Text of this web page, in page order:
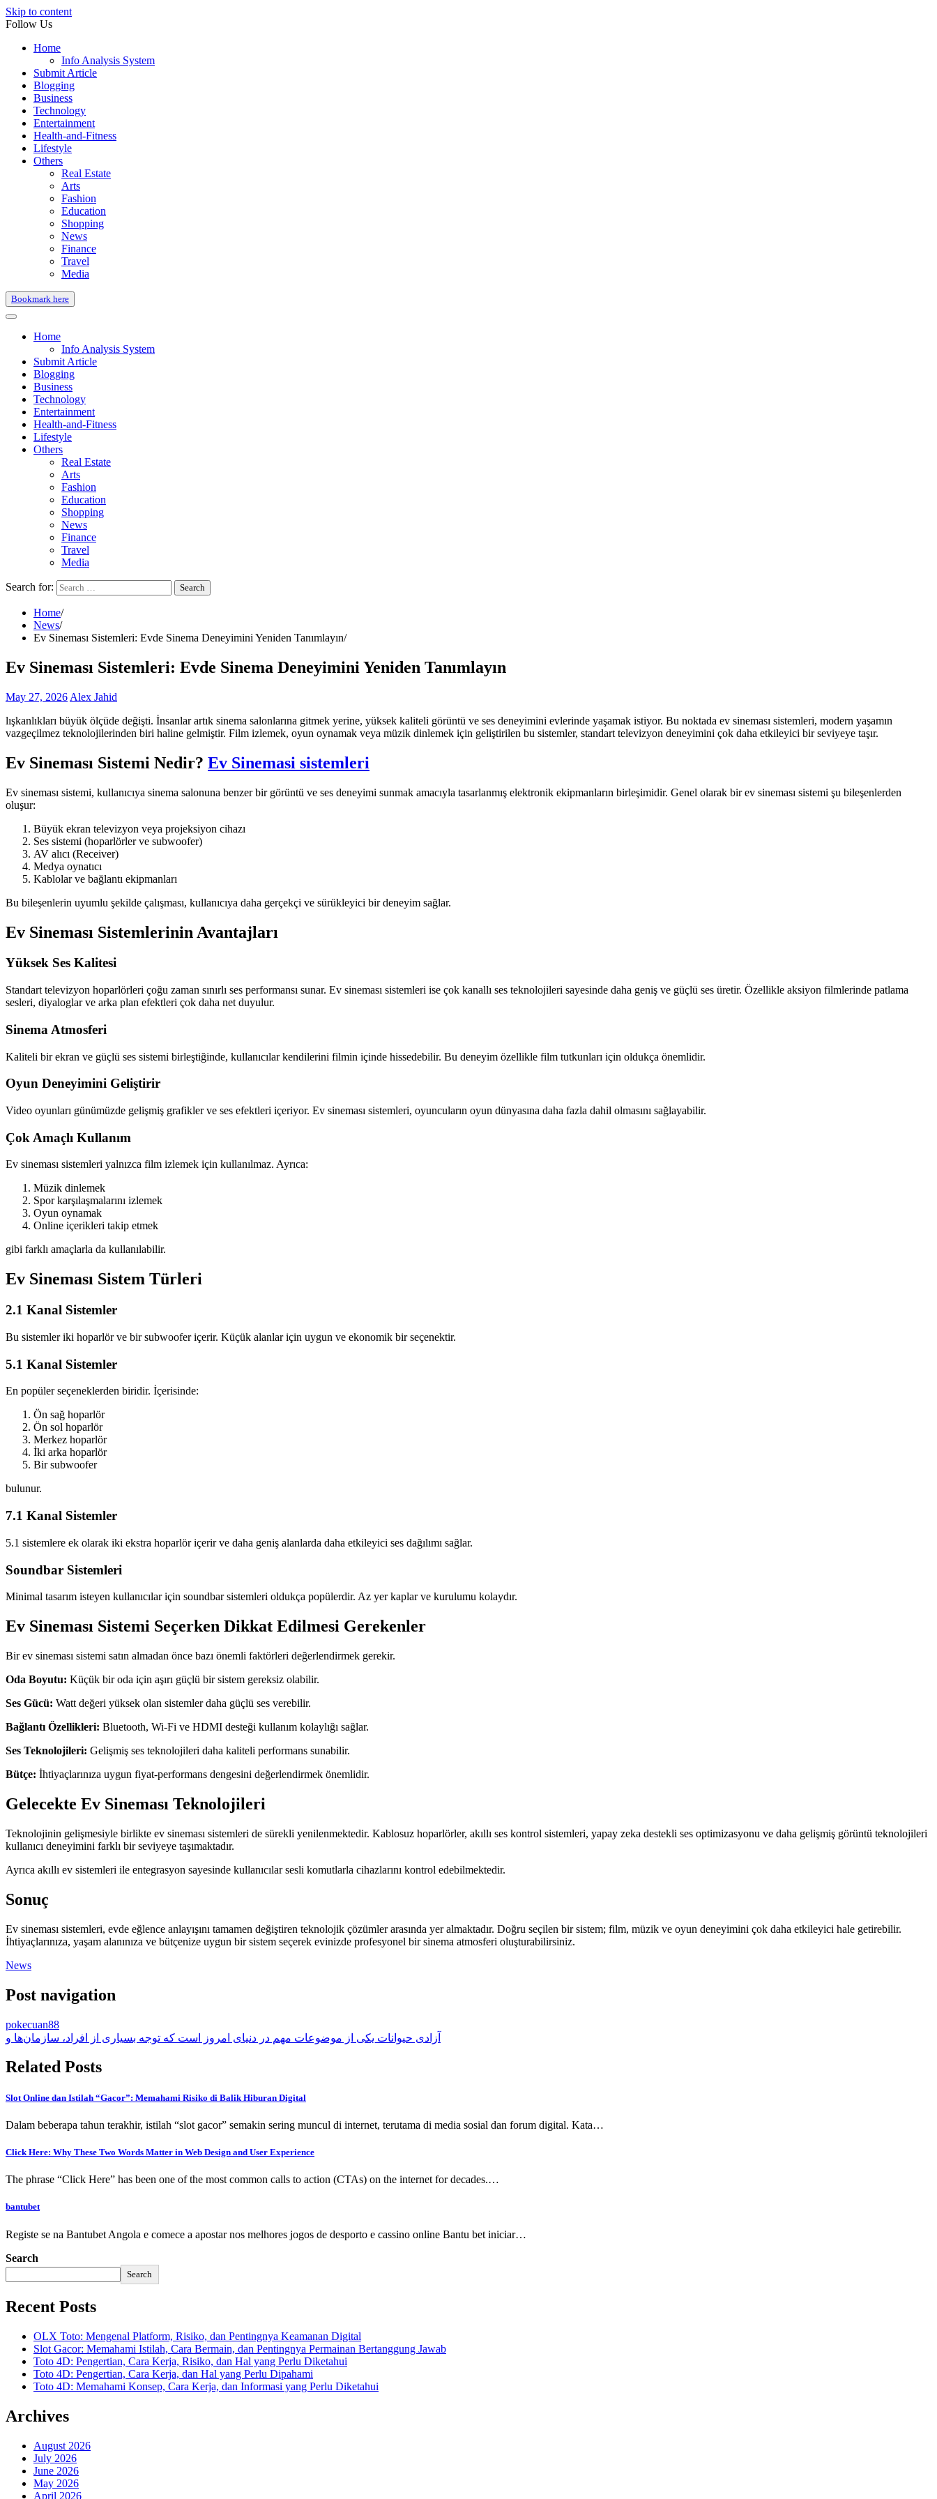
Skip to content
Follow Us
Home
Info Analysis System
Submit Article
Blogging
Business
Technology
Entertainment
Health-and-Fitness
Lifestyle
Others
Real Estate
Arts
Fashion
Education
Shopping
News
Finance
Travel
Media
Bookmark here
Home
Info Analysis System
Submit Article
Blogging
Business
Technology
Entertainment
Health-and-Fitness
Lifestyle
Others
Real Estate
Arts
Fashion
Education
Shopping
News
Finance
Travel
Media
Search for:
Home
News
Ev Sineması Sistemleri: Evde Sinema Deneyimini Yeniden Tanımlayın
Ev Sineması Sistemleri: Evde Sinema Deneyimini Yeniden Tanımlayın
May 27, 2026 Alex Jahid
lışkanlıkları büyük ölçüde değişti. İnsanlar artık sinema salonlarına gitmek yerine, yüksek kaliteli görüntü ve ses deneyimini evlerinde yaşamak istiyor. Bu noktada ev sineması sistemleri, modern yaşamın
vazgeçilmez teknolojilerinden biri haline gelmiştir. Film izlemek, oyun oynamak veya müzik dinlemek için geliştirilen bu sistemler, standart televizyon deneyimini çok daha etkileyici bir seviyeye taşır.
Ev Sineması Sistemi Nedir? Ev Sinemasi sistemleri
Ev sineması sistemi, kullanıcıya sinema salonuna benzer bir görüntü ve ses deneyimi sunmak amacıyla tasarlanmış elektronik ekipmanların birleşimidir. Genel olarak bir ev sineması sistemi şu bileşenlerden
oluşur:
Büyük ekran televizyon veya projeksiyon cihazı
Ses sistemi (hoparlörler ve subwoofer)
AV alıcı (Receiver)
Medya oynatıcı
Kablolar ve bağlantı ekipmanları
Bu bileşenlerin uyumlu şekilde çalışması, kullanıcıya daha gerçekçi ve sürükleyici bir deneyim sağlar.
Ev Sineması Sistemlerinin Avantajları
Yüksek Ses Kalitesi
Standart televizyon hoparlörleri çoğu zaman sınırlı ses performansı sunar. Ev sineması sistemleri ise çok kanallı ses teknolojileri sayesinde daha geniş ve güçlü ses üretir. Özellikle aksiyon filmlerinde patlama
sesleri, diyaloglar ve arka plan efektleri çok daha net duyulur.
Sinema Atmosferi
Kaliteli bir ekran ve güçlü ses sistemi birleştiğinde, kullanıcılar kendilerini filmin içinde hissedebilir. Bu deneyim özellikle film tutkunları için oldukça önemlidir.
Oyun Deneyimini Geliştirir
Video oyunları günümüzde gelişmiş grafikler ve ses efektleri içeriyor. Ev sineması sistemleri, oyuncuların oyun dünyasına daha fazla dahil olmasını sağlayabilir.
Çok Amaçlı Kullanım
Ev sineması sistemleri yalnızca film izlemek için kullanılmaz. Ayrıca:
Müzik dinlemek
Spor karşılaşmalarını izlemek
Oyun oynamak
Online içerikleri takip etmek
gibi farklı amaçlarla da kullanılabilir.
Ev Sineması Sistem Türleri
2.1 Kanal Sistemler
Bu sistemler iki hoparlör ve bir subwoofer içerir. Küçük alanlar için uygun ve ekonomik bir seçenektir.
5.1 Kanal Sistemler
En popüler seçeneklerden biridir. İçerisinde:
Ön sağ hoparlör
Ön sol hoparlör
Merkez hoparlör
İki arka hoparlör
Bir subwoofer
bulunur.
7.1 Kanal Sistemler
5.1 sistemlere ek olarak iki ekstra hoparlör içerir ve daha geniş alanlarda daha etkileyici ses dağılımı sağlar.
Soundbar Sistemleri
Minimal tasarım isteyen kullanıcılar için soundbar sistemleri oldukça popülerdir. Az yer kaplar ve kurulumu kolaydır.
Ev Sineması Sistemi Seçerken Dikkat Edilmesi Gerekenler
Bir ev sineması sistemi satın almadan önce bazı önemli faktörleri değerlendirmek gerekir.
Oda Boyutu: Küçük bir oda için aşırı güçlü bir sistem gereksiz olabilir.
Ses Gücü: Watt değeri yüksek olan sistemler daha güçlü ses verebilir.
Bağlantı Özellikleri: Bluetooth, Wi-Fi ve HDMI desteği kullanım kolaylığı sağlar.
Ses Teknolojileri: Gelişmiş ses teknolojileri daha kaliteli performans sunabilir.
Bütçe: İhtiyaçlarınıza uygun fiyat-performans dengesini değerlendirmek önemlidir.
Gelecekte Ev Sineması Teknolojileri
Teknolojinin gelişmesiyle birlikte ev sineması sistemleri de sürekli yenilenmektedir. Kablosuz hoparlörler, akıllı ses kontrol sistemleri, yapay zeka destekli ses optimizasyonu ve daha gelişmiş görüntü teknolojileri
kullanıcı deneyimini farklı bir seviyeye taşımaktadır.
Ayrıca akıllı ev sistemleri ile entegrasyon sayesinde kullanıcılar sesli komutlarla cihazlarını kontrol edebilmektedir.
Sonuç
Ev sineması sistemleri, evde eğlence anlayışını tamamen değiştiren teknolojik çözümler arasında yer almaktadır. Doğru seçilen bir sistem; film, müzik ve oyun deneyimini çok daha etkileyici hale getirebilir.
İhtiyaçlarınıza, yaşam alanınıza ve bütçenize uygun bir sistem seçerek evinizde profesyonel bir sinema atmosferi oluşturabilirsiniz.
News
Post navigation
pokecuan88
آزادی حیوانات یکی از موضوعات مهم در دنیای امروز است که توجه بسیاری از افراد، سازمان‌ها و
Related Posts
Slot Online dan Istilah “Gacor”: Memahami Risiko di Balik Hiburan Digital
Dalam beberapa tahun terakhir, istilah “slot gacor” semakin sering muncul di internet, terutama di media sosial dan forum digital. Kata…
Click Here: Why These Two Words Matter in Web Design and User Experience
The phrase “Click Here” has been one of the most common calls to action (CTAs) on the internet for decades.…
bantubet
Registe se na Bantubet Angola e comece a apostar nos melhores jogos de desporto e cassino online Bantu bet iniciar…
Search
Search
Recent Posts
OLX Toto: Mengenal Platform, Risiko, dan Pentingnya Keamanan Digital
Slot Gacor: Memahami Istilah, Cara Bermain, dan Pentingnya Permainan Bertanggung Jawab
Toto 4D: Pengertian, Cara Kerja, Risiko, dan Hal yang Perlu Diketahui
Toto 4D: Pengertian, Cara Kerja, dan Hal yang Perlu Dipahami
Toto 4D: Memahami Konsep, Cara Kerja, dan Informasi yang Perlu Diketahui
Archives
August 2026
July 2026
June 2026
May 2026
April 2026